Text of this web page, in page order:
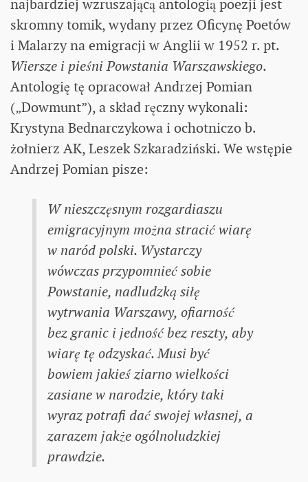
najbardziej wzruszającą antologią poezji jest
skromny tomik, wydany przez Oficynę Poetów
i Malarzy na emigracji w Anglii w 1952 r. pt.
Wiersze i pieśni Powstania Warszawskiego.
Antologię tę opracował Andrzej Pomian
(„Dowmunt”), a skład ręczny wykonali:
Krystyna Bednarczykowa i ochotniczo b.
żołnierz AK, Leszek Szkaradziński. We wstępie
Andrzej Pomian pisze:
W nieszczęsnym rozgardiaszu
emigracyjnym można stracić wiarę
w naród polski. Wystarczy
wówczas przypomnieć sobie
Powstanie, nadludzką siłę
wytrwania Warszawy, ofiarność
bez granic i jedność bez reszty, aby
wiarę tę odzyskać. Musi być
bowiem jakieś ziarno wielkości
zasiane w narodzie, który taki
wyraz potrafi dać swojej własnej, a
zarazem jakże ogólnoludzkiej
prawdzie.